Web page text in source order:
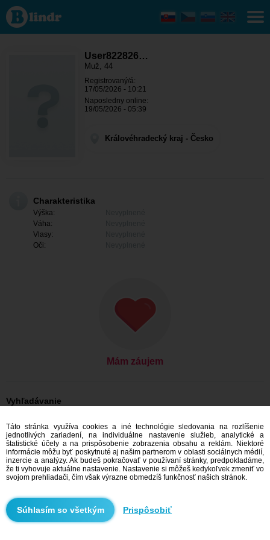
User822826058 -
On hľadá
niekoho
Královéhradecký
User822826…
Muž, 44
Registrovaný/á:
17/05/2026 - 10:21
Naposledny online:
19/05/2026 - 05:39
Královéhradecký kraj - Česko
Charakteristika
Výška:
Váha:
Vlasy:
Oči:
Mám záujem
Vyhľadávanie
On hľadá ju: Muži, 44
On hľadá ju: Muži, 44 - Česko
On hľadá ju: Muži, 44 - Královéhradecký kraj
On hľadá ju: Muži, 44 - Hradec Králové
Zoznamka Česko
Zoznamka Královéhradecký kraj
Zoznamka Hradec Králové
Odporúčame
Táto stránka využíva cookies a iné technológie sledovania na rozlíšenie
jednotlivých zariadení, na individuálne nastavenie služieb, analytické a
štatistické účely a na prispôsobenie zobrazenia obsahu a reklám. Niektoré
informácie môžu byť poskytnuté aj našim partnerom v oblasti sociálnych médií,
inzercie a analýzy. Ak budeš pokračovať v používaní stránky, predpokladáme,
že ti vyhovuje aktuálne nastavenie. Nastavenie si môžeš kedykoľvek zmeniť vo
svojom prehliadači, čím však výrazne obmedzíš funkčnosť našich stránok.
Prispôsobiť